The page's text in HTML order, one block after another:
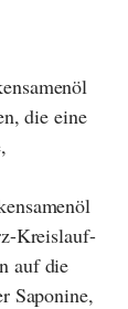
die eine
Kreislauf-
auf die
Saponine,